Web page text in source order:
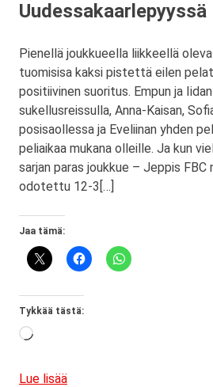
Uudessakaarlepyyssä
Pienellä joukkueella liikkeellä
tuomisisa kaksi pistettä eilen
positiivinen suoritus. Empun ja
sukellusreissulla, Anna-Kaisan,
posisaollessa ja Eveliinan yhden
peliaikaa mukana olleille. Ja kun
sarjan paras joukkue – Jeppis
odotettu 12-3[…]
Jaa tämä:
Tykkää tästä:
Loading…
Lue lisää